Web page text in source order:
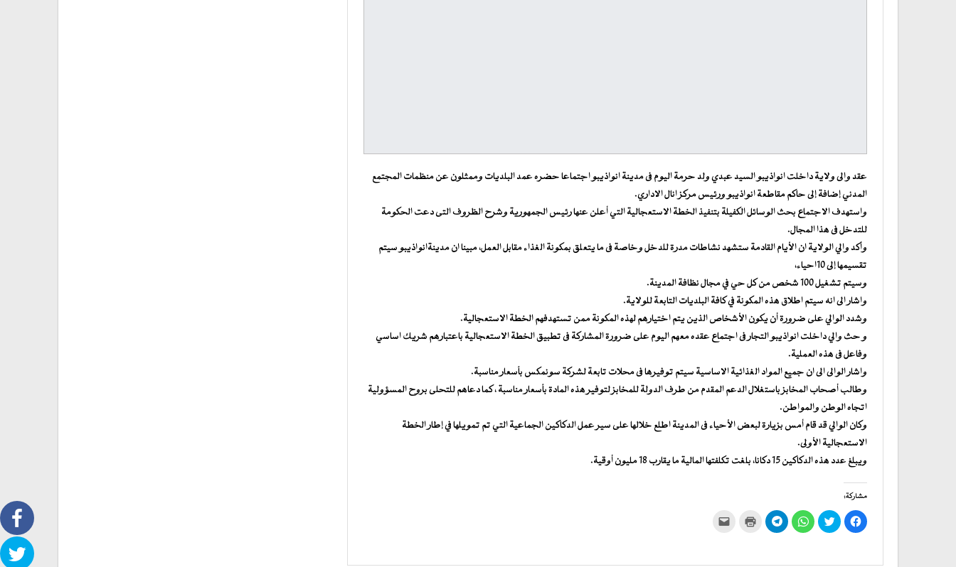
عقد والى ولاية داخلت انواذيبو السيد عبدي ولد حرمة اليوم فى مدينة انواذيبو اجتماعا حضره عمد البلديات وممثلون عن منظمات المجتمع
المدني إضافة إلى حاكم مقاطعة انواذيبو ورئيس مركز انال الاداري.
واستهدف الاجتماع بحث الوسائل الكفيلة بتنفيذ الخطة الاستعجالية التي أعلن عنها رئيس الجمهورية وشرح الظروف التى دعت الحكومة
للتدخل فى هذا المجال.
وأكد والي الولاية ان الأيام القادمة ستشهد نشاطات مدرة للدخل وخاصة فى ما يتعلق بمكونة الغذاء مقابل العمل، مبينا ان مدينةانواذيبو سيتم
تقسيمها إلى 10احياء،
وسيتم تشغيل 100 شخص من كل حي في مجال نظافة المدينة.
واشار الى انه سيتم اطلاق هذه المكونة في كافة البلديات التابعة للولاية.
وشدد الوالي على ضرورة أن يكون الأشخاص الذين يتم اختيارهم لهذه المكونة ممن تستهدفهم الخطة الاستعجالية.
و حث والي داخلت انواذيبو التجار فى اجتماع عقده معهم اليوم على ضرورة المشاركة فى تطبيق الخطة الاستعجالية باعتبارهم شريك اساسي
وفاعل فى هذه العملية.
واشار الوالى الى ان جميع المواد الغذائية الاساسية سيتم توفيرها فى محلات تابعة لشركة سونمكس بأسعار مناسبة.
وطالب أصحاب المخابز باستغلال الدعم المقدم من طرف الدولة للمخابز لتوفير هذه المادة بأسعار مناسبة ، كما دعاهم للتحلى بروح المسؤولية
اتجاه الوطن والمواطن.
وكان الوالي قد قام أمس بزيارة لبعض الأحياء فى المدينة اطلع خلالها على سير عمل الدكاكين الجماعية التي تم تمويلها في إطار الخطة
الاستعجالية الأولى.
ويبلغ عدد هذه الدكاكين 15 دكانا، بلغت تكلفتها المالية ما يقارب 18 مليون أوقية.
مشاركة:
انقر
للمشاركة
على
اضغط
للمشاركة
على
انقر
للمشاركة
على
انقر
للمشاركة
اضغط
للطباعة